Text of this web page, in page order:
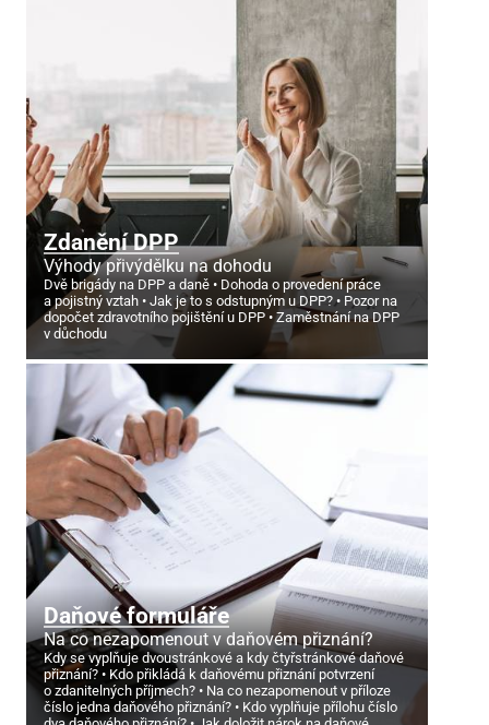
Zdanění DPP
Výhody přivýdělku na dohodu
Dvě brigády na DPP a daně
Dohoda o provedení práce
a pojistný vztah
Jak je to s odstupným u DPP?
Pozor na
dopočet zdravotního pojištění u DPP
Zaměstnání na DPP
v důchodu
Daňové formuláře
Na co nezapomenout v daňovém přiznání?
Kdy se vyplňuje dvoustránkové a kdy čtyřstránkové daňové
přiznání?
Kdo přikládá k daňovému přiznání potvrzení
o zdanitelných příjmech?
Na co nezapomenout v příloze
číslo jedna daňového přiznání?
Kdo vyplňuje přílohu číslo